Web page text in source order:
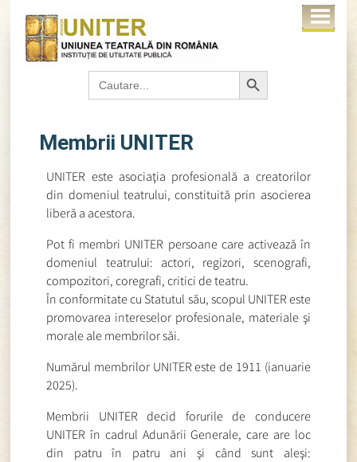
Search
for:
Search Button
Membrii UNITER
UNITER este asociaţia profesională a creatorilor
din domeniul teatrului, constituită prin asocierea
liberă a acestora.
Pot fi membri UNITER persoane care activează în
domeniul teatrului: actori, regizori, scenografi,
compozitori, coregrafi, critici de teatru.
În conformitate cu Statutul său, scopul UNITER este
promovarea intereselor profesionale, materiale şi
morale ale membrilor săi.
Numărul membrilor UNITER este de 1911 (ianuarie
2025).
Membrii UNITER decid forurile de conducere
UNITER în cadrul Adunării Generale, care are loc
din patru în patru ani şi când sunt aleşi: